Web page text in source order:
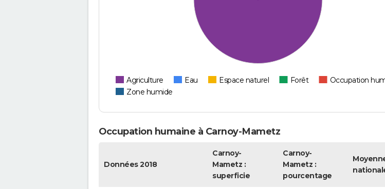
Agriculture Eau Espace naturel Forêt
Occupation
Zone humide
Occupation humaine à Carnoy-Mametz
Données 2018
Carnoy-
Mametz :
superficie
Carnoy-
Mametz :
pourcentage